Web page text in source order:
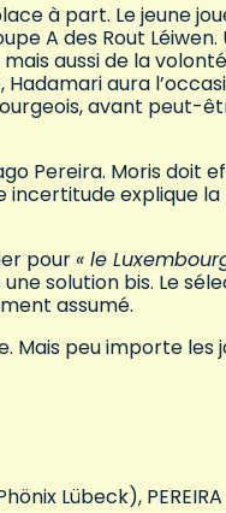
à part. Le jeune
A des Rout Léiwen.
aussi de la
aura
avant peut-
Pereira. Moris doit
explique la
pour« le
solution bis. Le
assumé.
Mais peu importe les
Lübeck),